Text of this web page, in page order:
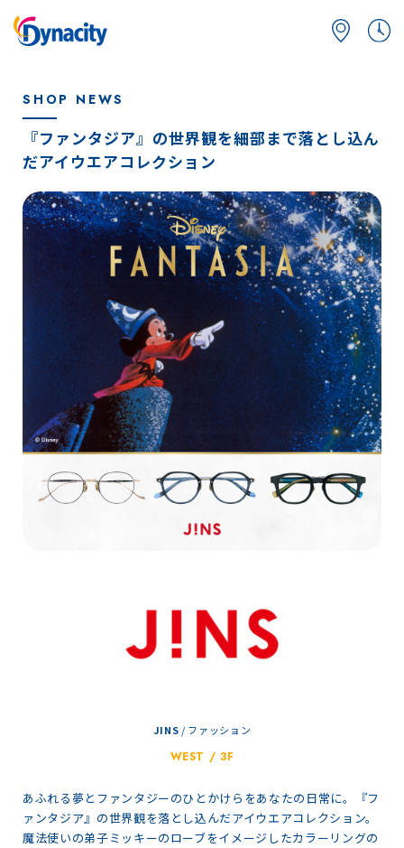
SHOP NEWS
『ファンタジア』の世界観を細部まで落とし込ん
だアイウエアコレクション
JINS / ファッション
WEST / 3F
あふれる夢とファンタジーのひとかけらをあなたの日常に。『フ
ァンタジア』の世界観を落とし込んだアイウエアコレクション。
魔法使いの弟子ミッキーのローブをイメージしたカラーリングの